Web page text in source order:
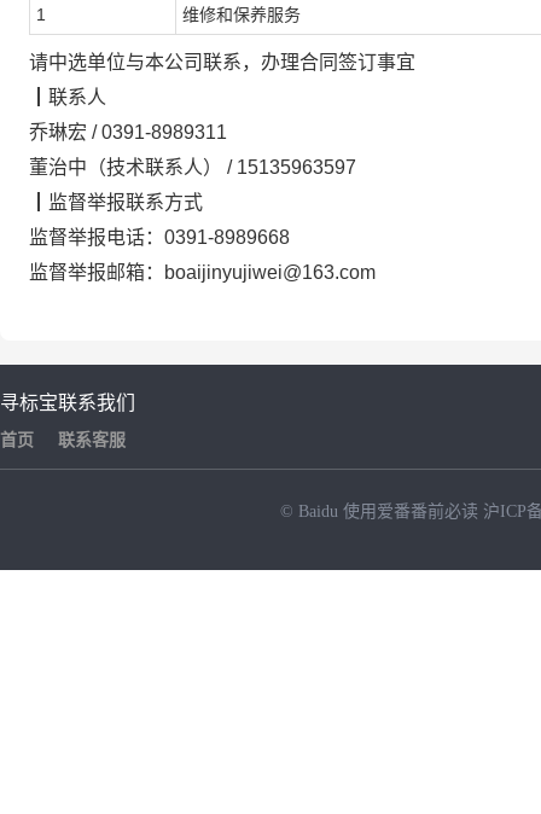
1 维修和保养服务
请中选单位与本公司联系，办理合同签订事宜
联系人
乔琳宏 / 0391-8989311
董治中（技术联系人）
/ 15135963597
监督举报联系方式
监督举报电话： 0391-8989668
监督举报邮箱：
boaijinyujiwei@163.com
寻标宝
首页
联系我们
联系客服
© Baidu 使用爱番番前必读 沪ICP